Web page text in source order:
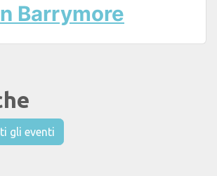
Barrymore
gli eventi